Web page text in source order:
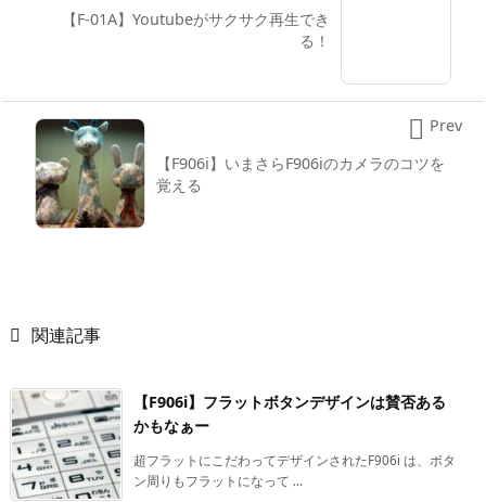
【F-01A】Youtubeがサクサク再生でき
る！
【F906i】いまさらF906iのカメラのコツを
覚える
 Prev
 関連記事
【F906i】フラットボタンデザインは賛否ある
かもなぁー
超フラットにこだわってデザインされたF906i は、ボタ
ン周りもフラットになって ...